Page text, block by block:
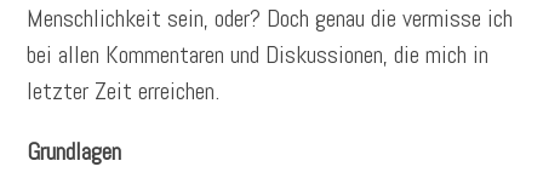
Menschlichkeit sein, oder? Doch genau die vermisse ich
bei allen Kommentaren und Diskussionen, die mich in
letzter Zeit erreichen.
Grundlagen